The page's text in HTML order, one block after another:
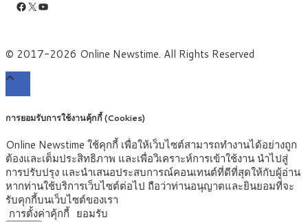
Facebook
X YouTube
© 2017-2026 Online Newstime. All Rights Reserved
การยอมรับการใช้งานคุ้กกี้ (Cookies)
Online Newstime ใช้คุกกี้ เพื่อให้เว็บไซต์สามารถทำงานได้อย่างถูก
ต้องและเต็มประสิทธิภาพ และเพื่อวิเคราะห์การเข้าใช้งาน นำไปสู่
การปรับปรุง และนำเสนอประสบการณ์คอนเทนต์ที่ดีที่สุดให้กับผู้อ่าน
หากท่านใช้บริการเว็บไซต์ต่อไป ถือว่าท่านอนุญาตและยินยอมที่จะ
รับคุกกี้บนเว็บไซต์ของเรา
การตั้งค่าคุ้กกี้ ยอมรับ